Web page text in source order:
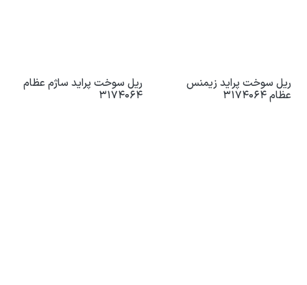
ریل سوخت پراید زیمنس
عظام 3174064
ریل سوخت پراید ساژم عظام
3174064